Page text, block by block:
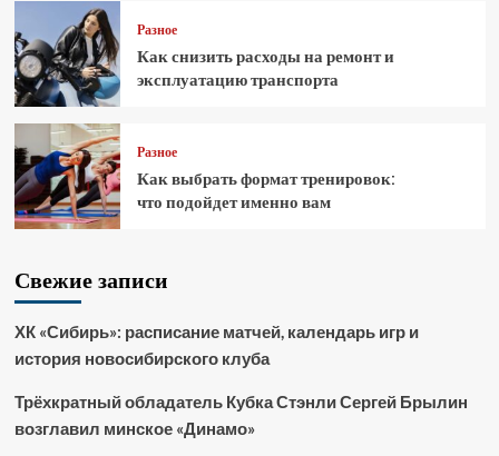
Разное
Как снизить расходы на ремонт и
эксплуатацию транспорта
Разное
Как выбрать формат тренировок:
что подойдет именно вам
Свежие записи
ХК «Сибирь»: расписание матчей, календарь игр и
история новосибирского клуба
Трёхкратный обладатель Кубка Стэнли Сергей Брылин
возглавил минское «Динамо»